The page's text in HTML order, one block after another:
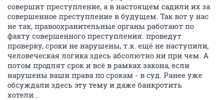
совершит преступление, а в настоящем садили их за
совершенное преступление в будущем. Так вот у нас
не так, правоохранительные органы работают по
факту совершенного преступления. проведут
проверку, сроки не нарушены, т.к. ещё не наступили,
человеческая логика здесь абсолютно ни при чем. А
потом продлят срок и всё в рамках закона, если
нарушены ваши права по срокам - в суд. Ранее уже
обсуждали здесь эту тему и даже банкротить
хотели...